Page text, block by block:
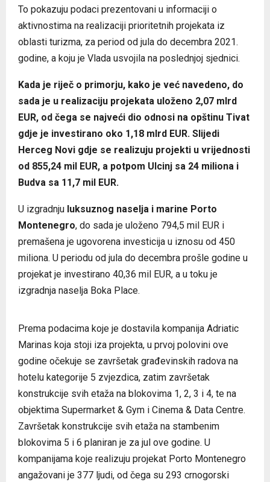
To pokazuju podaci prezentovani u informaciji o
aktivnostima na realizaciji prioritetnih projekata iz
oblasti turizma, za period od jula do decembra 2021.
godine, a koju je Vlada usvojila na poslednjoj sjednici.
Kada je riječ o primorju, kako je već navedeno, do
sada je u realizaciju projekata uloženo 2,07 mlrd
EUR, od čega se najveći dio odnosi na opštinu Tivat
gdje je investirano oko 1,18 mlrd EUR. Slijedi
Herceg Novi gdje se realizuju projekti u vrijednosti
od 855,24 mil EUR, a potpom Ulcinj sa 24 miliona i
Budva sa 11,7 mil EUR.
U izgradnju luksuznog naselja i marine Porto
Montenegro, do sada je uloženo 794,5 mil EUR i
premašena je ugovorena investicija u iznosu od 450
miliona. U periodu od jula do decembra prošle godine u
projekat je investirano 40,36 mil EUR, a u toku je
izgradnja naselja Boka Place.
Prema podacima koje je dostavila kompanija Adriatic
Marinas koja stoji iza projekta, u prvoj polovini ove
godine očekuje se završetak građevinskih radova na
hotelu kategorije 5 zvjezdica, zatim završetak
konstrukcije svih etaža na blokovima 1, 2, 3 i 4, te na
objektima Supermarket & Gym i Cinema & Data Centre.
Završetak konstrukcije svih etaža na stambenim
blokovima 5 i 6 planiran je za jul ove godine. U
kompanijama koje realizuju projekat Porto Montenegro
angažovani je 377 ljudi, od čega su 293 crnogorski